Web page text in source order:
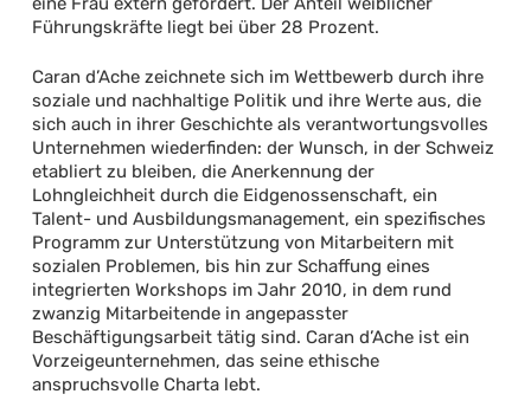
Führungskräfte liegt bei über 28 Prozent.
Caran d’Ache zeichnete sich im Wettbewerb durch ihre
soziale und nachhaltige Politik und ihre Werte aus, die
sich auch in ihrer Geschichte als verantwortungsvolles
Unternehmen wiederfinden: der Wunsch, in der Schweiz
etabliert zu bleiben, die Anerkennung der
Lohngleichheit durch die Eidgenossenschaft, ein
Talent- und Ausbildungsmanagement, ein spezifisches
Programm zur Unterstützung von Mitarbeitern mit
sozialen Problemen, bis hin zur Schaffung eines
integrierten Workshops im Jahr 2010, in dem rund
zwanzig Mitarbeitende in angepasster
Beschäftigungsarbeit tätig sind. Caran d’Ache ist ein
Vorzeigeunternehmen, das seine ethische
anspruchsvolle Charta lebt.